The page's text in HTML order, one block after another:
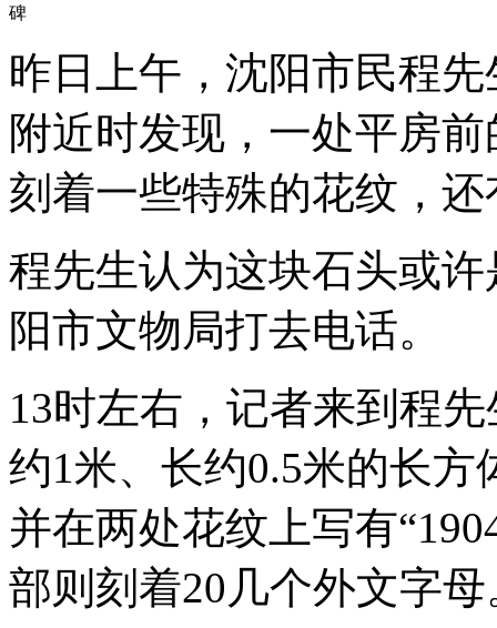
碑
昨日上午，沈阳市民程
附近时发现，一处平房
刻着一些特殊的花纹，
程先生认为这块石头或
阳市文物局打去电话。
13时左右，记者来到程
约1米、长约0.5米的长
并在两处花纹上写有
部则刻着20几个外文字母